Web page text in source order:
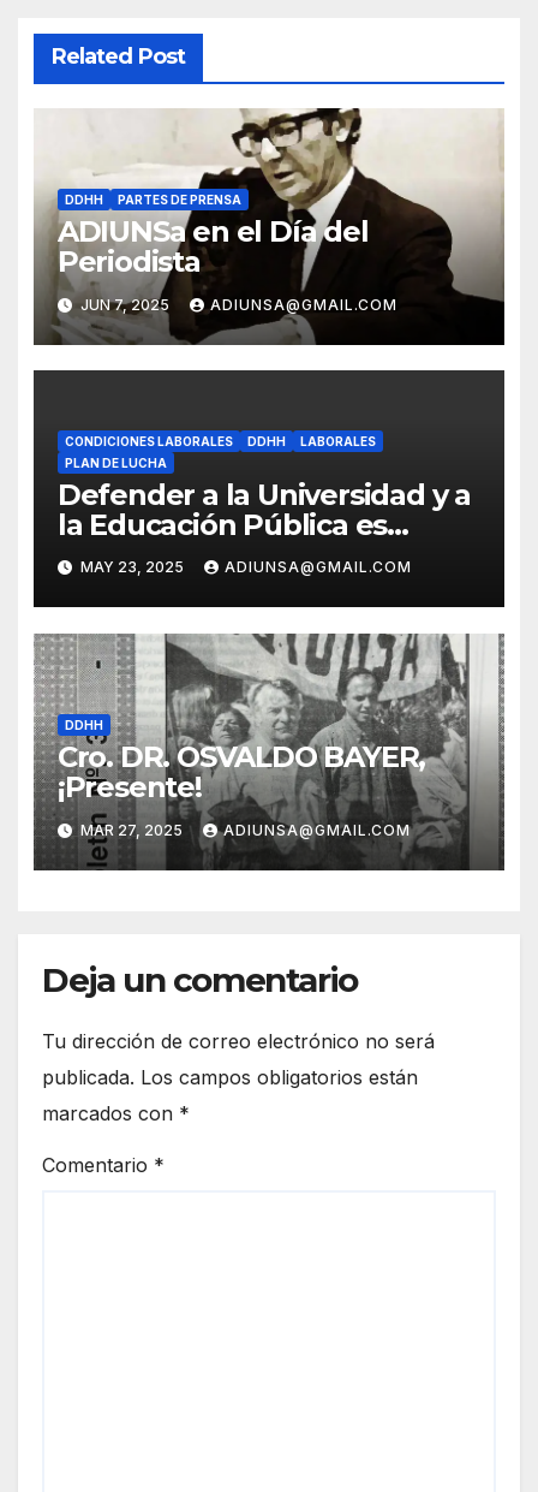
Related Post
DDHH PARTES DE PRENSA
ADIUNSa en el Día del
Periodista
JUN 7, 2025 ADIUNSA@GMAIL.COM
CONDICIONES LABORALES DDHH
LABORALES
PLAN DE LUCHA
Defender a la Universidad y a
la Educación Pública es
defender al país
MAY 23, 2025 ADIUNSA@GMAIL.COM
DDHH
Cro. DR. OSVALDO BAYER,
¡Presente!
MAR 27, 2025 ADIUNSA@GMAIL.COM
Deja un comentario
Tu dirección de correo electrónico no será
publicada. Los campos obligatorios están
marcados con *
Comentario *